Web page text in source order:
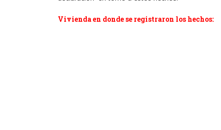
Vivienda en donde se registraron los hechos: